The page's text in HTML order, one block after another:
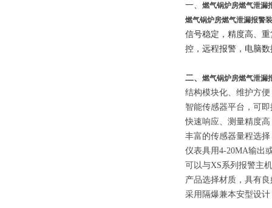
一、 燃气锅炉房燃气泄漏
燃气锅炉房燃气泄漏报警
信号稳定，精度高、
控，远程报警，电脑
二、 燃气锅炉房燃气泄漏
结构模块化、维护
智能传感器平台，可
快速响应、测量精度
丰富的传感器量程选
仪表具用4-20MA输出
可以与XS系列报警主
产品选择材质，具有
采用隔爆兼本安型设计